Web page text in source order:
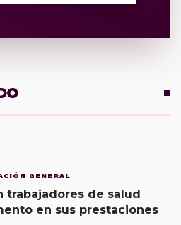
GENERAL
trabajadores de salud
en sus prestaciones